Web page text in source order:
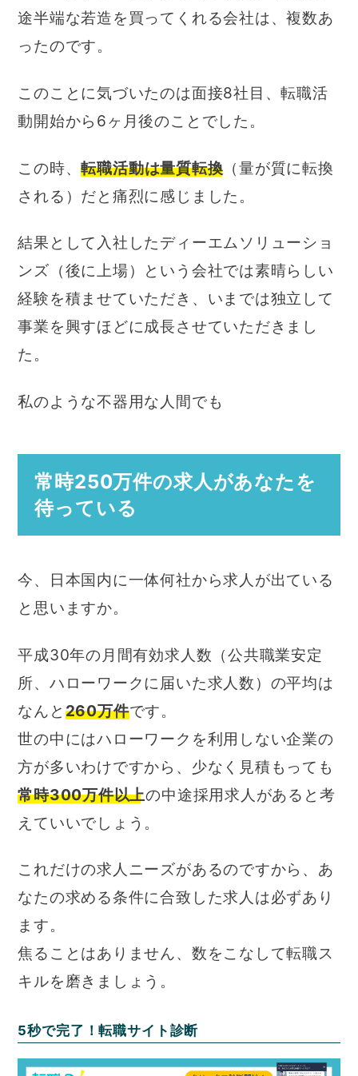
途半端な若造を買ってくれる会社は、複数あ
ったのです。
このことに気づいたのは面接8社目、転職活
動開始から6ヶ月後のことでした。
この時、転職活動は量質転換 （量が質に転換
される）だと痛烈に感じました。
結果として入社したディーエムソリューショ
ンズ（後に上場）という会社では素晴らしい
経験を積ませていただき、いまでは独立して
事業を興すほどに成長させていただきまし
た。
私のような不器用な人間でも
常時250万件の求人があなたを
待っている
今、日本国内に一体何社から求人が出ている
と思いますか。
平成30年の月間有効求人数（公共職業安定
所、ハローワークに届いた求人数）の平均は
なんと 260万件です。
世の中にはハローワークを利用しない企業の
方が多いわけですから、少なく見積もっても
常時300万件以上の中途採用求人があると考
えていいでしょう。
これだけの求人ニーズがあるのですから、あ
なたの求める条件に合致した求人は必ずあり
ます。
焦ることはありません、数をこなして転職ス
キルを磨きましょう。
5秒で完了！転職サイト診断